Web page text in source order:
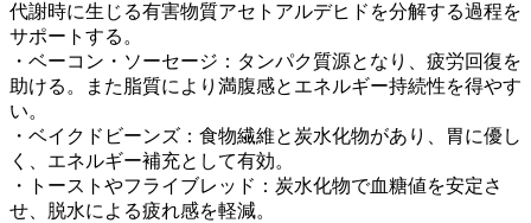
代謝時に生じる有害物質アセトアルデヒドを分解する過程を
サポートする。
・ベーコン・ソーセージ：タンパク質源となり、疲労回復を
助ける。また脂質により満腹感とエネルギー持続性を得やす
い。
・ベイクドビーンズ：食物繊維と炭水化物があり、胃に優し
く、エネルギー補充として有効。
・トーストやフライブレッド：炭水化物で血糖値を安定さ
せ、脱水による疲れ感を軽減。